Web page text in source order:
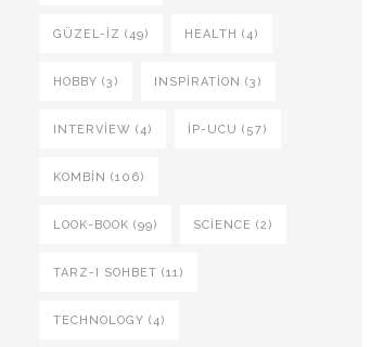
GÜZEL-IZ (49) HEALTH (4)
HOBBY (3) INSPIRATION (3)
INTERVIEW (4) İP-UCU (57)
KOMBIN (106)
LOOK-BOOK (99) SCIENCE (2)
TARZ-I SOHBET (11)
TECHNOLOGY (4)